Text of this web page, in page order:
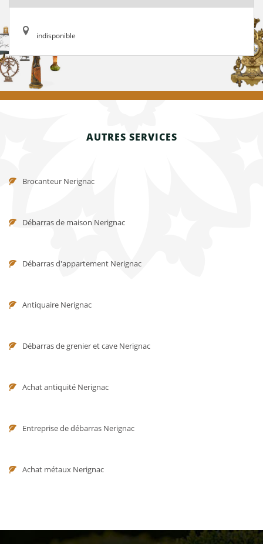
indisponible
AUTRES SERVICES
Brocanteur Nerignac
Débarras de maison Nerignac
Débarras d'appartement Nerignac
Antiquaire Nerignac
Débarras de grenier et cave Nerignac
Achat antiquité Nerignac
Entreprise de débarras Nerignac
Achat métaux Nerignac